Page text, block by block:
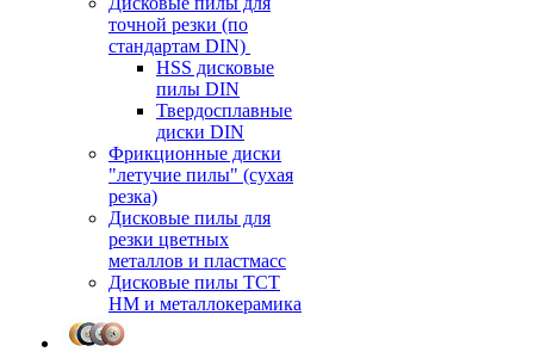
точной резки (по
стандартам DIN)
HSS дисковые
пилы DIN
Твердосплавные
диски DIN
Фрикционные диски
"летучие пилы" (сухая
резка)
Дисковые пилы для
резки цветных
металлов и пластмасс
Дисковые пилы ТСТ
НМ и металлокерамика